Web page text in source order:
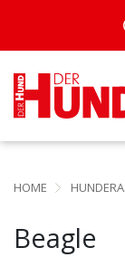
HOME
Beagle